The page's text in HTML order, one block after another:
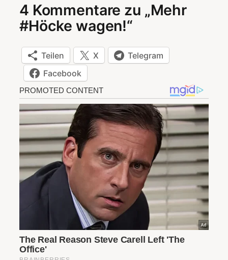
4 Kommentare zu „Mehr
#Höcke wagen!“
Teilen X
Telegram
Facebook